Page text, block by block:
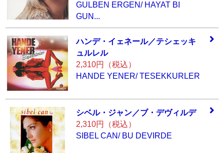
GULBEN ERGEN/ HAYAT BI
GUN...
ハンデ・イェネール／テシェッキ
ュルレル
2,310円（税込）
HANDE YENER/ TESEKKURLER
シベル・ジャン／ブ・デヴィルデ
2,310円（税込）
SIBEL CAN/ BU DEVIRDE